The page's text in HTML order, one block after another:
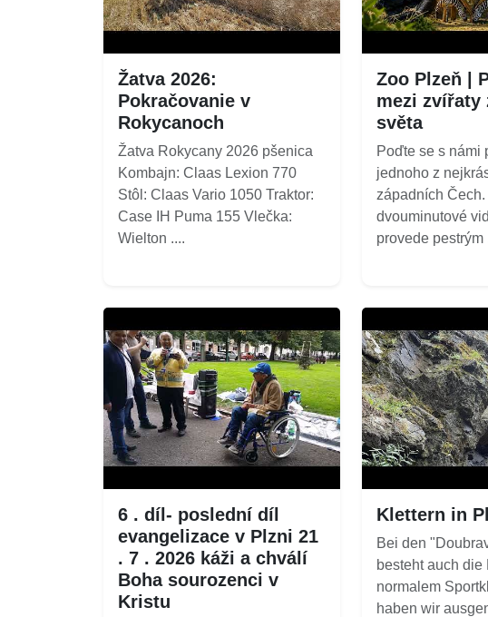
Žatva 2026:
Pokračovanie v
Rokycanoch
Žatva Rokycany 2026 pšenica
Kombajn: Claas Lexion 770
Stôl: Claas Vario 1050 Traktor:
Case IH Puma 155 Vlečka:
Wielton ....
Zoo Plzeň |
mezi zvířaty
světa
Poďte se s námi
jednoho z
západních Čech.
dvouminutové
provede pestrým
6 . díl- poslední díl
evangelizace v Plzni 21
. 7 . 2026 káži a chválí
Boha sourozenci v
Kristu
Klettern in
Bei den
besteht auch die
normalem
haben wir